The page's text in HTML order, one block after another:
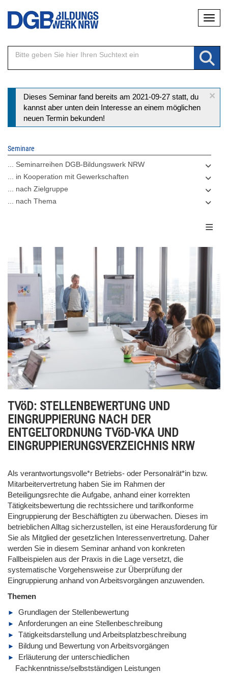
Direkt
Inhalt
×
Statusmeldung
Dieses Seminar fand bereits am 2021-09-27 statt, du
kannst aber unten dein Interesse an einem möglichen
neuen Termin bekunden!
Seminare
... Seminarreihen DGB-Bildungswerk NRW
... in Kooperation mit Gewerkschaften
... nach Zielgruppe
... nach Thema
TVöD: STELLENBEWERTUNG UND
EINGRUPPIERUNG NACH DER
ENTGELTORDNUNG TVöD-VKA UND
EINGRUPPIERUNGSVERZEICHNIS NRW
Als verantwortungsvolle*r Betriebs- oder Personalrät*in bzw.
Mitarbeitervertretung haben Sie im Rahmen der
Beteiligungsrechte die Aufgabe, anhand einer korrekten
Tätigkeitsbewertung die rechtssichere und tarifkonforme
Eingruppierung der Beschäftigten zu überwachen. Dieses im
betrieblichen Alltag sicherzustellen, ist eine Herausforderung für
Sie als Mitglied der gesetzlichen Interessenvertretung. Daher
werden Sie in diesem Seminar anhand von konkreten
Fallbeispielen aus der Praxis in die Lage versetzt, die
systematische Vorgehensweise zur Überprüfung der
Eingruppierung anhand von Arbeitsvorgängen anzuwenden.
Themen
Grundlagen der Stellenbewertung
Anforderungen an eine Stellenbeschreibung
Tätigkeitsdarstellung und Arbeitsplatzbeschreibung
Bildung und Bewertung von Arbeitsvorgängen
Erläuterung der unterschiedlichen
Fachkenntnisse/selbstständigen Leistungen